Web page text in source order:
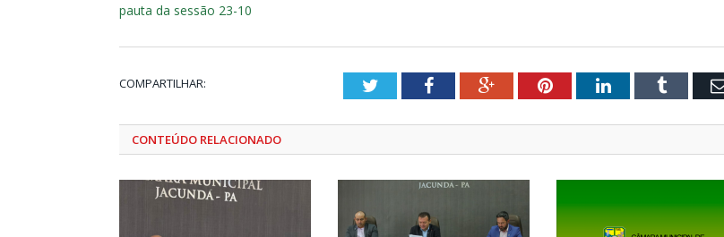
pauta da sessão 23-10
COMPARTILHAR: TwitterFacebookGoogle+PinterestLinkedInTumblr
CONTEÚDO RELACIONADO